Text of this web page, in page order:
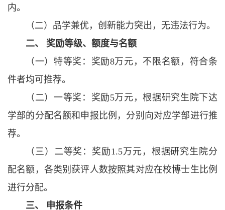
内。
（二）品学兼优，创新能力突出，无违法行为。
二、 奖励等级、额度与名额
（一）特等奖：奖励8万元，不限名额，符合条
件者均可推荐。
（二）一等奖：奖励5万元，根据研究生院下达
学部的分配名额和申报比例，分别向对应学部进行推
荐。
（三）二等奖：奖励1.5万元，根据研究生院分
配名额，各类别获评人数按照其对应在校博士生比例
进行分配。
三、 申报条件